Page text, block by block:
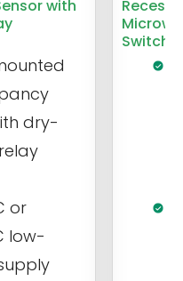
with
dry-
or
low-
Switch